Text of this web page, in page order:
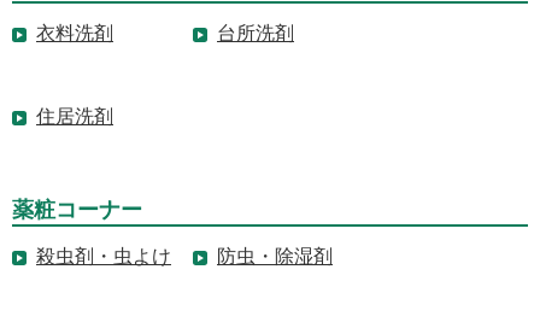
衣料洗剤 台所洗剤
住居洗剤
薬粧コーナー
殺虫剤・虫よけ 防虫・除湿剤